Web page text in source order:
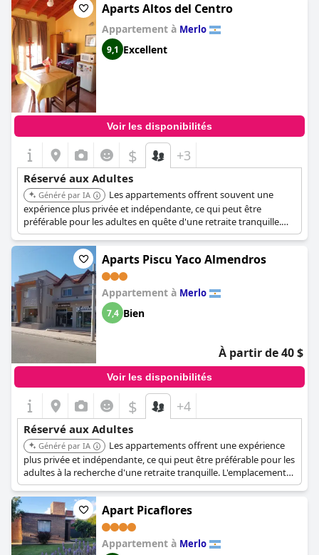
Aparts Altos del Centro
Appartement à Merlo
9,1 Excellent
Voir les disponibilités
$ +3
Réservé aux Adultes
Généré par IA
Les appartements offrent souvent une
expérience plus privée et indépendante, ce qui peut être
préférable pour les adultes en quête d'une retraite tranquille.
Être situé 'Altos del Centro' suggère un emplacement central,
pratique pour accéder aux commodités destinées aux adultes
comme les restaurants et les bars.Aparts Piscu Yaco Almendros
Appartement à Merlo
7,4 Bien
À partir de 40 $
Voir les disponibilités
$ +4
Réservé aux Adultes
Généré par IA
Les appartements offrent une expérience
plus privée et indépendante, ce qui peut être préférable pour les
adultes à la recherche d'une retraite tranquille. L'emplacement
'Avenida Los Almendros' suggère un environnement paisible et
pittoresque.
Apart Picaflores
Appartement à Merlo